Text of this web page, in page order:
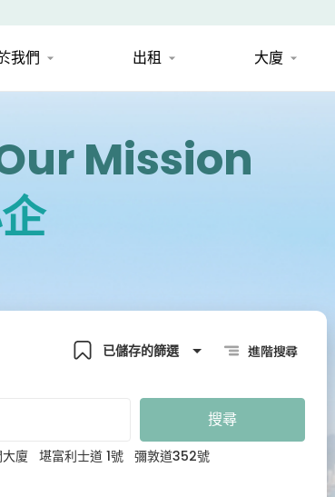
我們 出租 大廈
Mission
已儲存的篩選 進階搜尋
搜尋
廈 堪富利士道 1號 彌敦道352號